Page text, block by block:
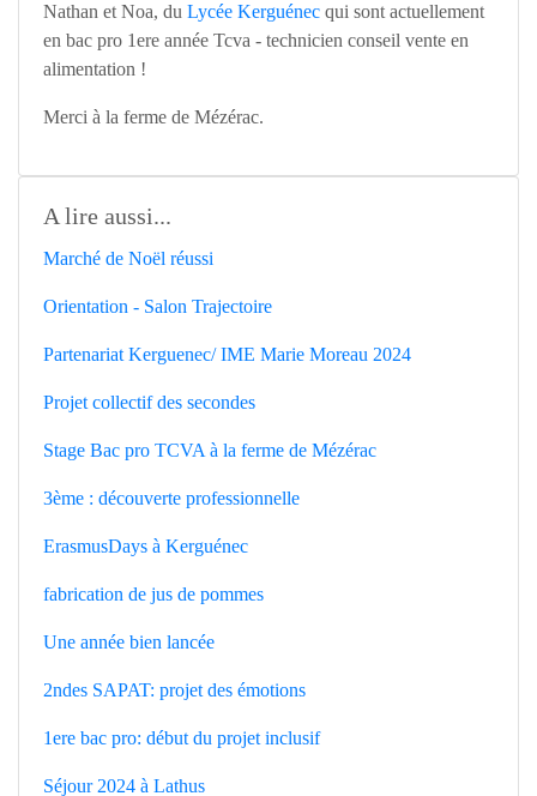
Nathan et Noa, du Lycée Kerguénec qui sont actuellement
en bac pro 1ere année Tcva - technicien conseil vente en
alimentation !
Merci à la ferme de Mézérac.
A lire aussi...
Marché de Noël réussi
Orientation - Salon Trajectoire
Partenariat Kerguenec/ IME Marie Moreau 2024
Projet collectif des secondes
Stage Bac pro TCVA à la ferme de Mézérac
3ème : découverte professionnelle
ErasmusDays à Kerguénec
fabrication de jus de pommes
Une année bien lancée
2ndes SAPAT: projet des émotions
1ere bac pro: début du projet inclusif
Séjour 2024 à Lathus